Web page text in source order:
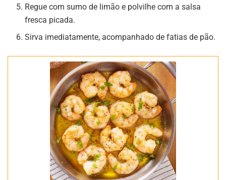
Regue com sumo de limão e polvilhe com a salsa
fresca picada.
Sirva imediatamente, acompanhado de fatias de pão.